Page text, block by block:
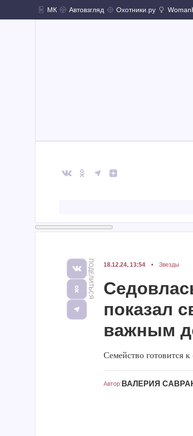
МК Автовзгляд Охотники.ру
ПОДЕЛИТЬСЯ 18.12.24, 13:54 • Звезды
показал
важным
Семейство готовится
Автор: ВАЛЕРИЯ